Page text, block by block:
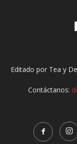
Editado por Tea y
Contáctanos: